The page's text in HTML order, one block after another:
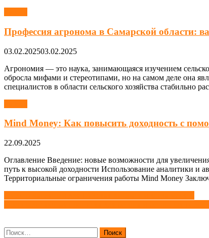
Профессия агронома в Самарской области:
03.02.202503.02.2025
Агрономия — это наука, занимающаяся изучением
обросла мифами и стереотипами, но на самом деле она
специалистов в области сельского хозяйства стабильно
Mind Money: Как повысить доходность с
22.09.2025
Оглавление Введение: новые возможности для
путь к высокой доходности Использование аналитики и
Территориальные ограничения работы Mind Money
Навигация
по
записям
Найти: